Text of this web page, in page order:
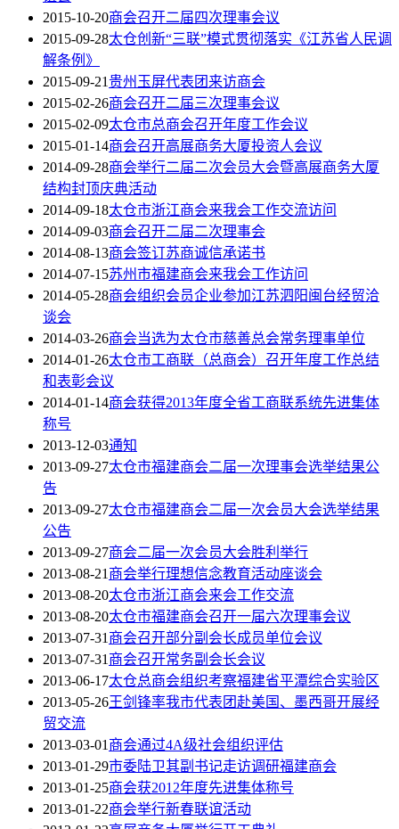
2015-10-20商会召开二届四次理事会议
2015-09-28太仓创新“三联”模式贯彻落实《江苏省人民调
解条例》
2015-09-21贵州玉屏代表团来访商会
2015-02-26商会召开二届三次理事会议
2015-02-09太仓市总商会召开年度工作会议
2015-01-14商会召开高展商务大厦投资人会议
2014-09-28商会举行二届二次会员大会暨高展商务大厦
结构封顶庆典活动
2014-09-18太仓市浙江商会来我会工作交流访问
2014-09-03商会召开二届二次理事会
2014-08-13商会签订苏商诚信承诺书
2014-07-15苏州市福建商会来我会工作访问
2014-05-28商会组织会员企业参加江苏泗阳闽台经贸洽
谈会
2014-03-26商会当选为太仓市慈善总会常务理事单位
2014-01-26太仓市工商联（总商会）召开年度工作总结
和表彰会议
2014-01-14商会获得2013年度全省工商联系统先进集体
称号
2013-12-03通知
2013-09-27太仓市福建商会二届一次理事会选举结果公
告
2013-09-27太仓市福建商会二届一次会员大会选举结果
公告
2013-09-27商会二届一次会员大会胜利举行
2013-08-21商会举行理想信念教育活动座谈会
2013-08-20太仓市浙江商会来会工作交流
2013-08-20太仓市福建商会召开一届六次理事会议
2013-07-31商会召开部分副会长成员单位会议
2013-07-31商会召开常务副会长会议
2013-06-17太仓总商会组织考察福建省平潭综合实验区
2013-05-26王剑锋率我市代表团赴美国、墨西哥开展经
贸交流
2013-03-01商会通过4A级社会组织评估
2013-01-29市委陆卫其副书记走访调研福建商会
2013-01-25商会获2012年度先进集体称号
2013-01-22商会举行新春联谊活动